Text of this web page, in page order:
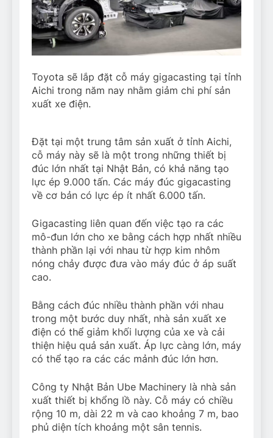
Toyota sẽ lắp đặt cỗ máy gigacasting tại tỉnh
Aichi trong năm nay nhằm giảm chi phí sản
xuất xe điện.
Đặt tại một trung tâm sản xuất ở tỉnh Aichi,
cỗ máy này sẽ là một trong những thiết bị
đúc lớn nhất tại Nhật Bản, có khả năng tạo
lực ép 9.000 tấn. Các máy đúc gigacasting
về cơ bản có lực ép ít nhất 6.000 tấn.
Gigacasting liên quan đến việc tạo ra các
mô-đun lớn cho xe bằng cách hợp nhất nhiều
thành phần lại với nhau từ hợp kim nhôm
nóng chảy được đưa vào máy đúc ở áp suất
cao.
Bằng cách đúc nhiều thành phần với nhau
trong một bước duy nhất, nhà sản xuất xe
điện có thể giảm khối lượng của xe và cải
thiện hiệu quả sản xuất. Áp lực càng lớn, máy
có thể tạo ra các các mảnh đúc lớn hơn.
Công ty Nhật Bản Ube Machinery là nhà sản
xuất thiết bị khổng lồ này. Cỗ máy có chiều
rộng 10 m, dài 22 m và cao khoảng 7 m, bao
phủ diện tích khoảng một sân tennis.